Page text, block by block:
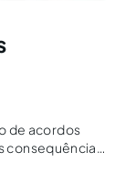
de acordos
consequências,